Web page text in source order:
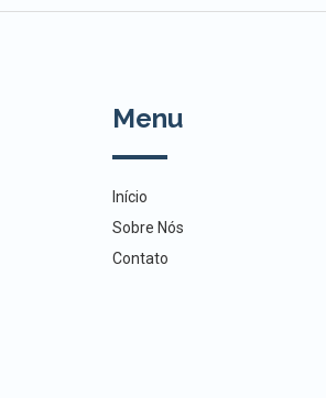
Menu
Início
Sobre Nós
Contato